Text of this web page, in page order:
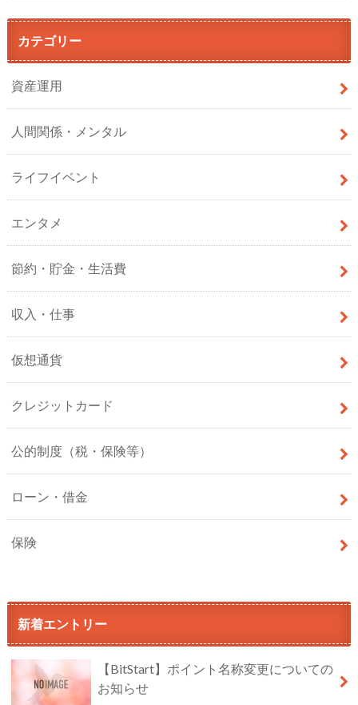
カテゴリー
資産運用
人間関係・メンタル
ライフイベント
エンタメ
節約・貯金・生活費
収入・仕事
仮想通貨
クレジットカード
公的制度（税・保険等）
ローン・借金
保険
新着エントリー
【BitStart】ポイント名称変更についての
お知らせ